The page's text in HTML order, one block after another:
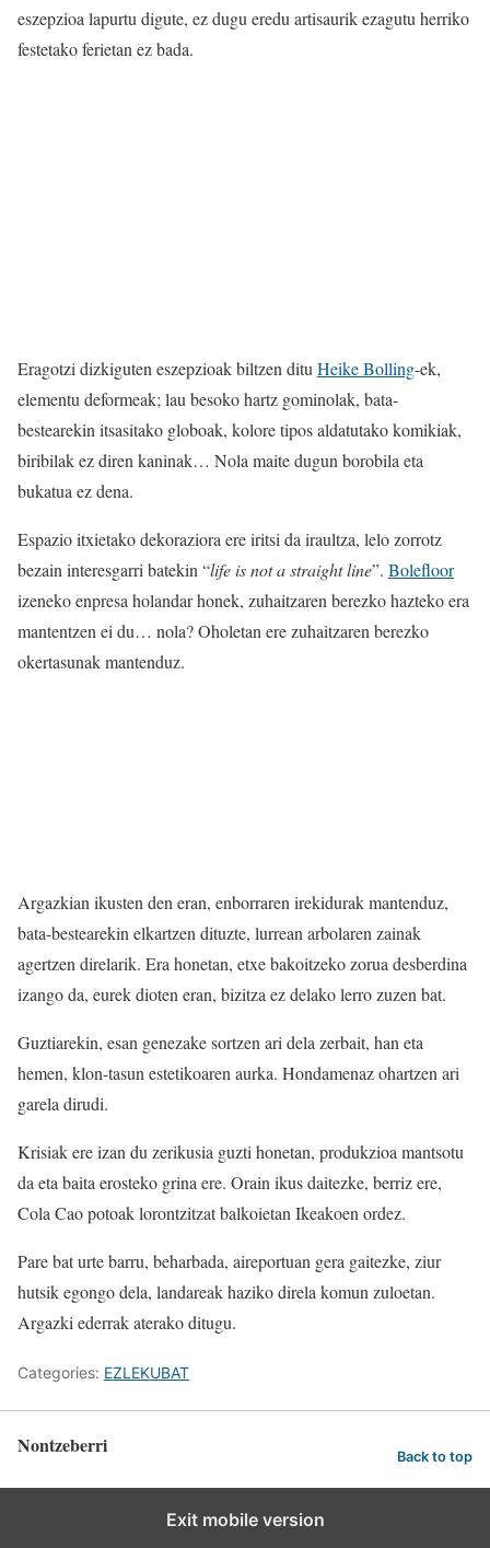
eszepzioa lapurtu digute, ez dugu eredu artisaurik ezagutu herriko
festetako ferietan ez bada.
Eragotzi dizkiguten eszepzioak biltzen ditu Heike Bolling-ek,
elementu deformeak; lau besoko hartz gominolak, bata-
bestearekin itsasitako globoak, kolore tipos aldatutako komikiak,
biribilak ez diren kaninak… Nola maite dugun borobila eta
bukatua ez dena.
Espazio itxietako dekoraziora ere iritsi da iraultza, lelo zorrotz
bezain interesgarri batekin “life is not a straight line”. Bolefloor
izeneko enpresa holandar honek, zuhaitzaren berezko hazteko era
mantentzen ei du… nola? Oholetan ere zuhaitzaren berezko
okertasunak mantenduz.
Argazkian ikusten den eran, enborraren irekidurak mantenduz,
bata-bestearekin elkartzen dituzte, lurrean arbolaren zainak
agertzen direlarik. Era honetan, etxe bakoitzeko zorua desberdina
izango da, eurek dioten eran, bizitza ez delako lerro zuzen bat.
Guztiarekin, esan genezake sortzen ari dela zerbait, han eta
hemen, klon-tasun estetikoaren aurka. Hondamenaz ohartzen ari
garela dirudi.
Krisiak ere izan du zerikusia guzti honetan, produkzioa mantsotu
da eta baita erosteko grina ere. Orain ikus daitezke, berriz ere,
Cola Cao potoak lorontzitzat balkoietan Ikeakoen ordez.
Pare bat urte barru, beharbada, aireportuan gera gaitezke, ziur
hutsik egongo dela, landareak haziko direla komun zuloetan.
Argazki ederrak aterako ditugu.
Categories: EZLEKUBAT
Nontzeberri Back to top
Exit mobile version